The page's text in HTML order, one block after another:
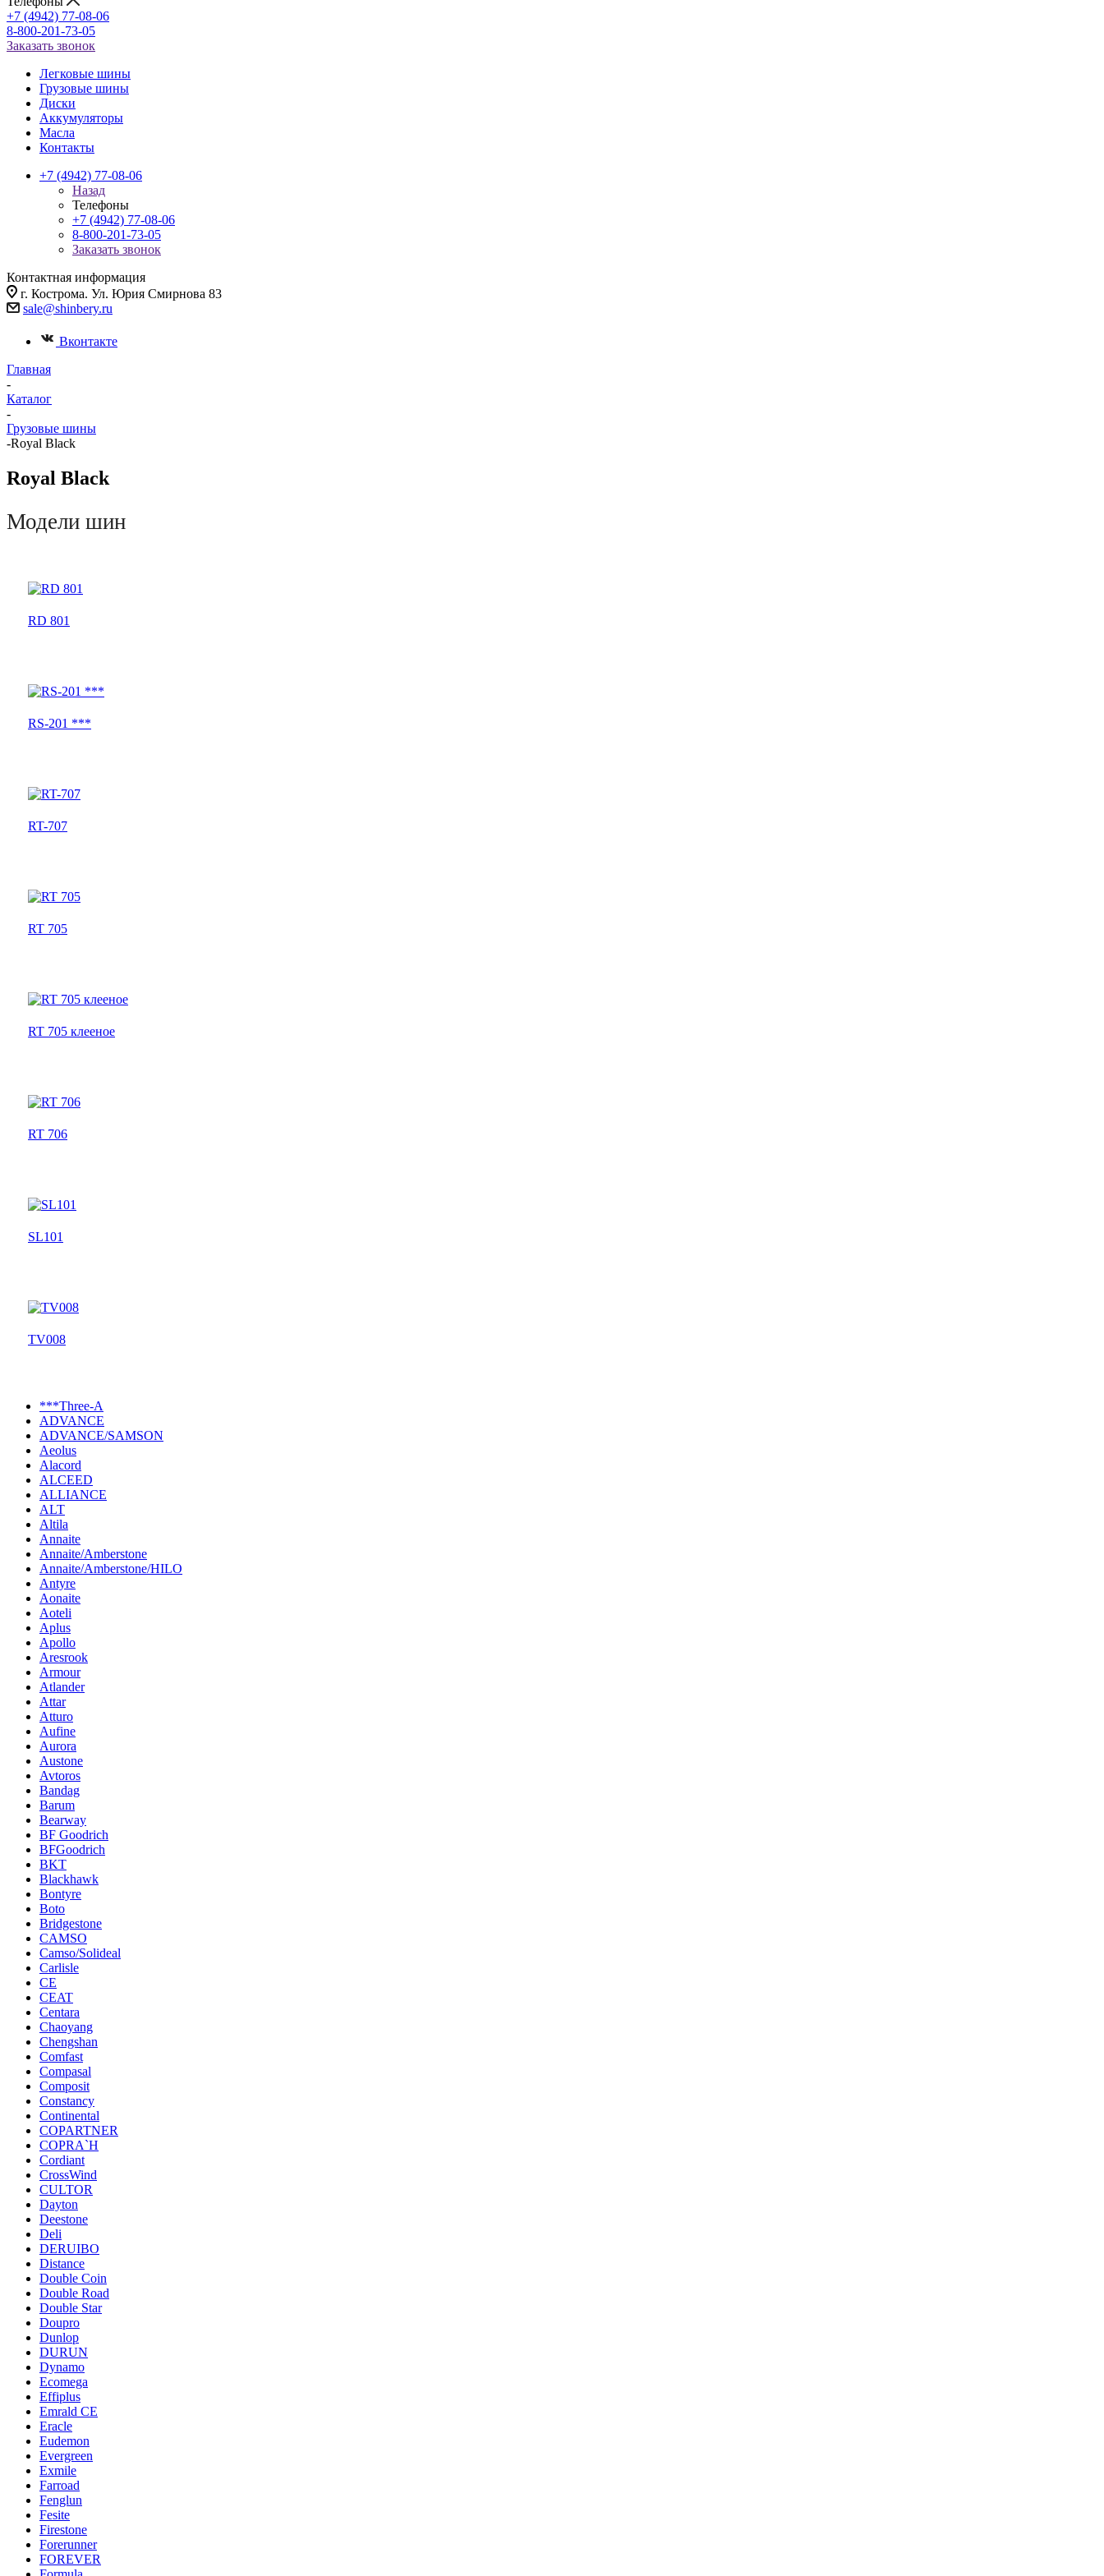
+7 (4942) 77-08-06
8-800-201-73-05
Заказать звонок
Легковые шины
Грузовые шины
Диски
Аккумуляторы
Масла
Контакты
+7 (4942) 77-08-06
Назад
Телефоны
+7 (4942) 77-08-06
8-800-201-73-05
Заказать звонок
Контактная информация
г. Кострома. Ул. Юрия Смирнова 83
sale@shinbery.ru
Вконтакте
Главная
-
Каталог
-
Грузовые шины
-Royal Black
Royal Black
Модели шин
RD 801
RS-201 ***
RT-707
RT 705
RT 705 клееное
RT 706
SL101
TV008
***Three-A
ADVANCE
ADVANCE/SAMSON
Aeolus
Alacord
ALCEED
ALLIANCE
ALT
Altila
Annaite
Annaite/Amberstone
Annaite/Amberstone/HILO
Antyre
Aonaite
Aoteli
Aplus
Apollo
Aresrook
Armour
Atlander
Attar
Atturo
Aufine
Aurora
Austone
Avtoros
Bandag
Barum
Bearway
BF Goodrich
BFGoodrich
BKT
Blackhawk
Bontyre
Boto
Bridgestone
CAMSO
Camso/Solideal
Carlisle
CE
CEAT
Centara
Chaoyang
Chengshan
Comfast
Compasal
Composit
Constancy
Continental
COPARTNER
COPRA`H
Cordiant
CrossWind
CULTOR
Dayton
Deestone
Deli
DERUIBO
Distance
Double Coin
Double Road
Double Star
Doupro
Dunlop
DURUN
Dynamo
Ecomega
Effiplus
Emrald СЕ
Eracle
Eudemon
Evergreen
Exmile
Farroad
Fenglun
Fesite
Firestone
Forerunner
FOREVER